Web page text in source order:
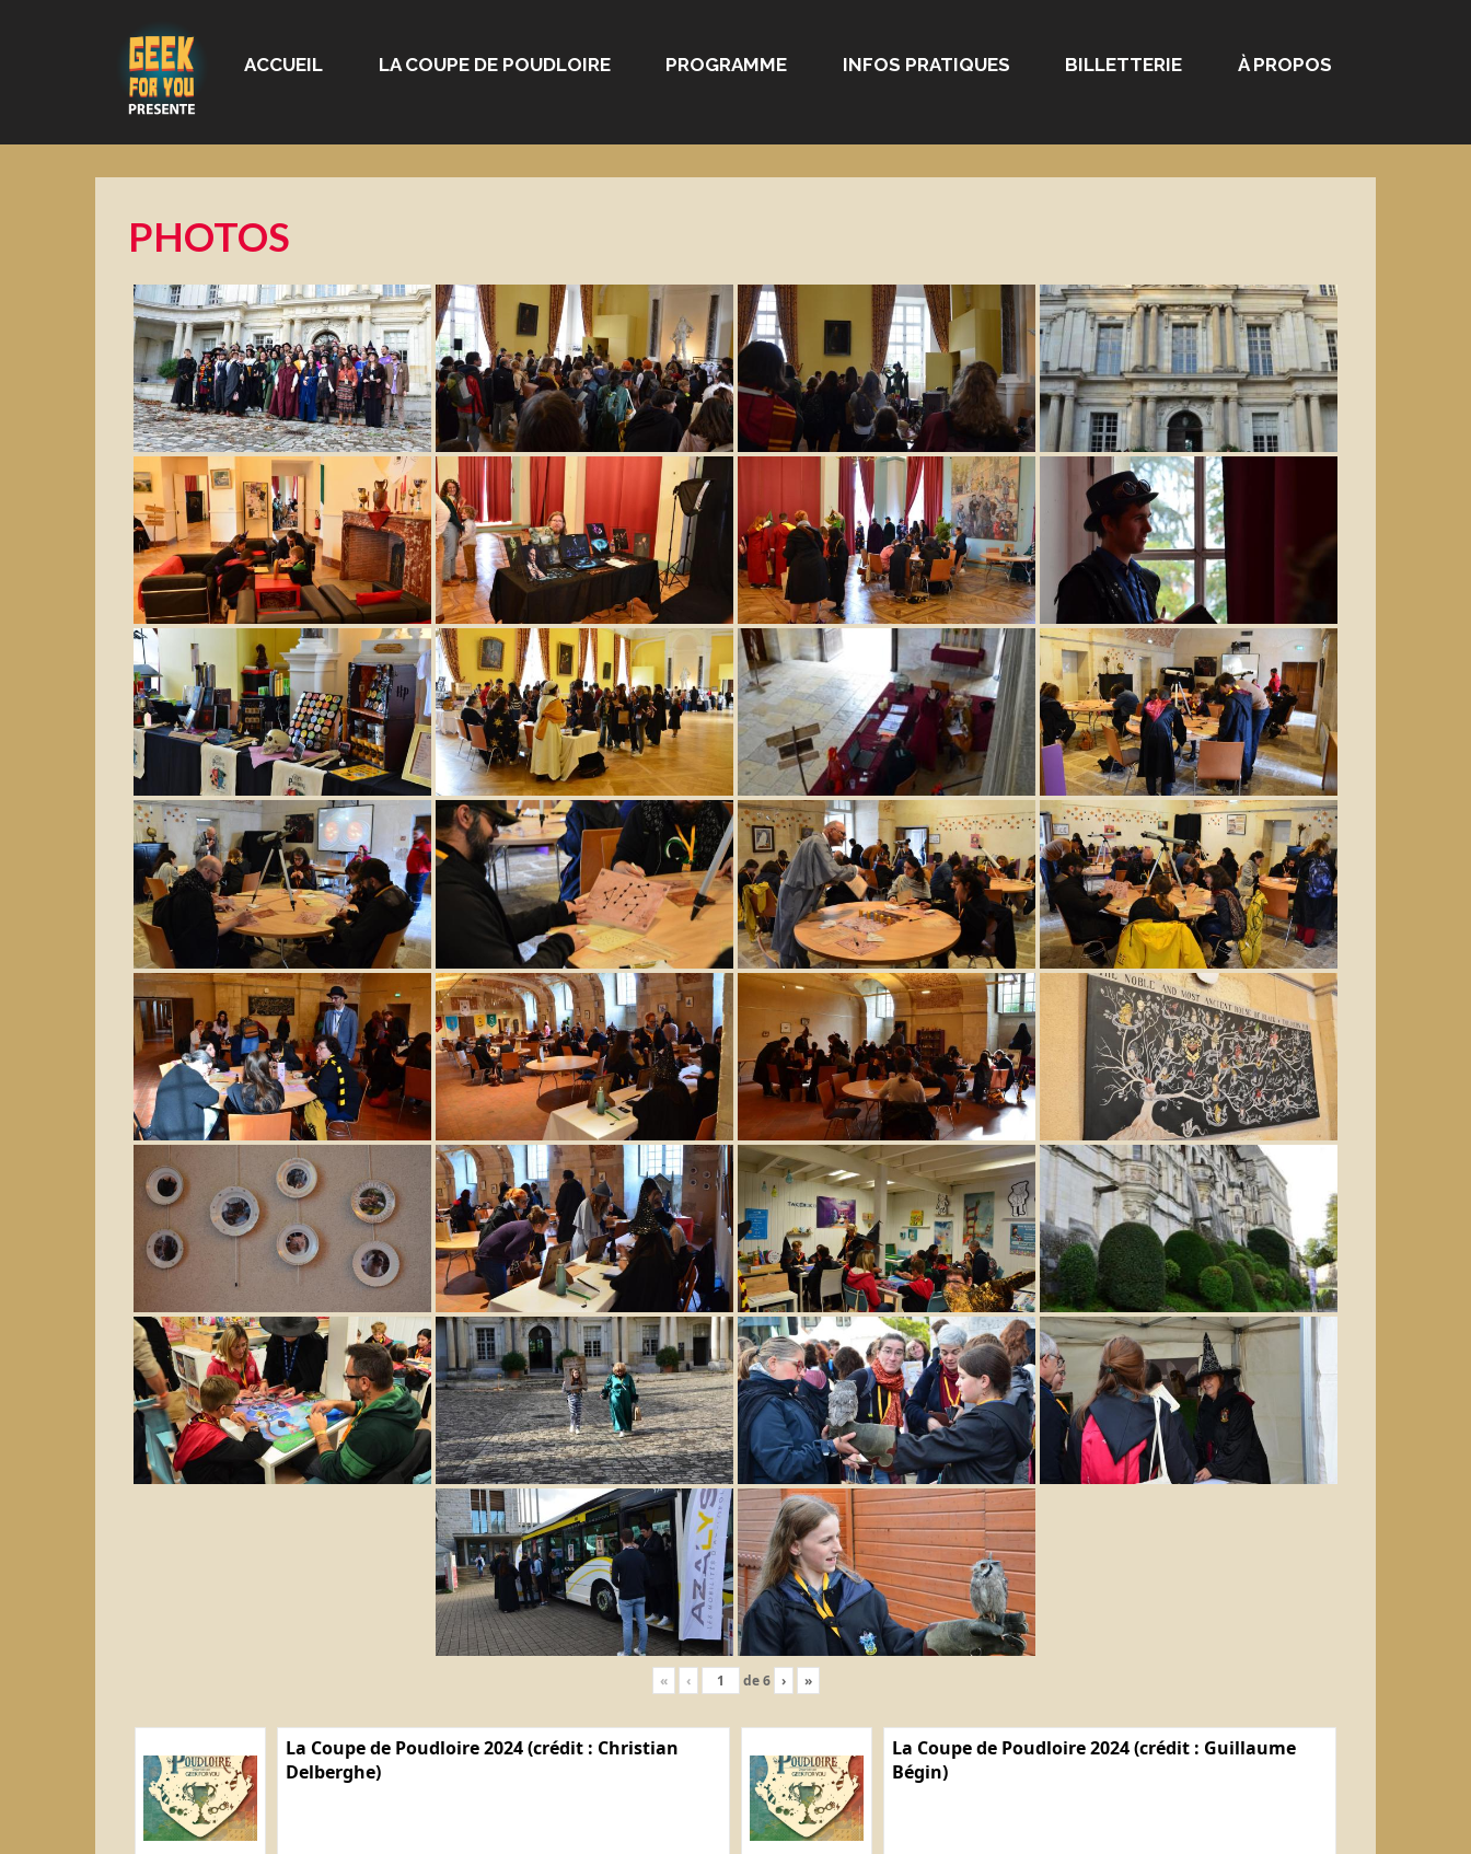
ACCUEIL LA COUPE DE POUDLOIRE PROGRAMME INFOS PRATIQUES BILLETTERIE À PROPOS
PHOTOS
« ‹ de6 › »
La Coupe de Poudloire 2024 (crédit : Christian
Delberghe)
La Coupe de Poudloire 2024 (crédit : Guillaume
Bégin)